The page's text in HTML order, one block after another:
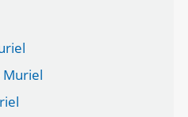
Muriel